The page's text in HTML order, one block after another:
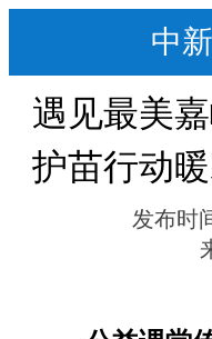
中
遇见最美
护苗行动
发布时